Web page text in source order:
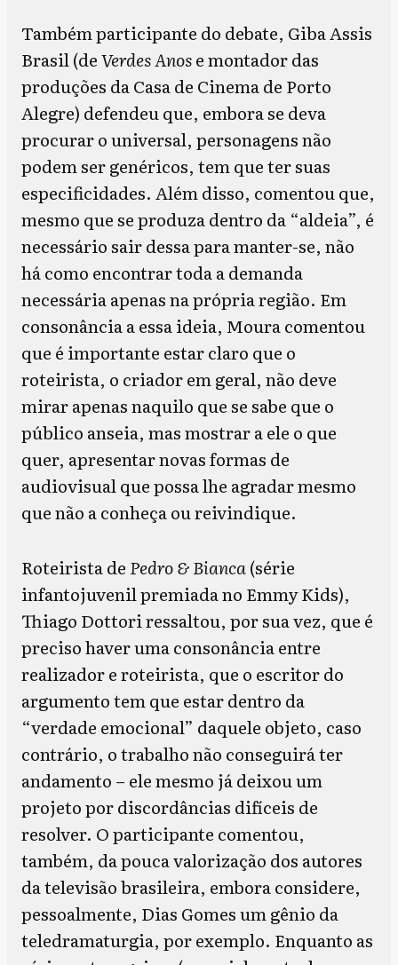
Também participante do debate, Giba Assis
Brasil (deVerdes Anose montador das
produções da Casa de Cinema de Porto
Alegre) defendeu que, embora se deva
procurar o universal, personagens não
podem ser genéricos, tem que ter suas
especificidades. Além disso, comentou que,
mesmo que se produza dentro da “aldeia”, é
necessário sair dessa para manter-se, não
há como encontrar toda a demanda
necessária apenas na própria região. Em
consonância a essa ideia, Moura comentou
que é importante estar claro que o
roteirista, o criador em geral, não deve
mirar apenas naquilo que se sabe que o
público anseia, mas mostrar a ele o que
quer, apresentar novas formas de
audiovisual que possa lhe agradar mesmo
que não a conheça ou reivindique.
Roteirista de Pedro & Bianca(série
infantojuvenil premiada no Emmy Kids),
Thiago Dottori ressaltou, por sua vez, que é
preciso haver uma consonância entre
realizador e roteirista, que o escritor do
argumento tem que estar dentro da
“verdade emocional” daquele objeto, caso
contrário, o trabalho não conseguirá ter
andamento – ele mesmo já deixou um
projeto por discordâncias difíceis de
resolver. O participante comentou,
também, da pouca valorização dos autores
da televisão brasileira, embora considere,
pessoalmente, Dias Gomes um gênio da
teledramaturgia, por exemplo. Enquanto as